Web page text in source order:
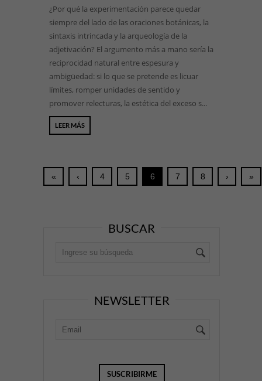
¿Por qué la experimentación parece quedar
siempre del lado de las oraciones botánicas, la
sintaxis intrincada y la arqueología de la
adjetivación? El argumento más a mano sería la
reciprocidad natural entre espesura y
ambigüedad: si lo que se pretende es licuar
límites, romper unidades de sentido y
promover relecturas, la estética del exceso s...
LEER MÁS
« ‹ 4 5 6 7 8 › »
BUSCAR
NEWSLETTER